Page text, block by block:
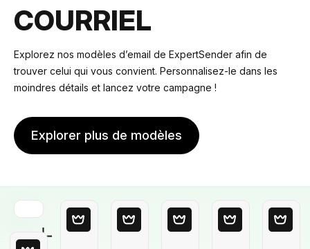
COURRIEL
Explorez nos modèles d’email de ExpertSender afin de
trouver celui qui vous convient. Personnalisez-le dans les
moindres détails et lancez votre campagne !
Explorer plus de modèles